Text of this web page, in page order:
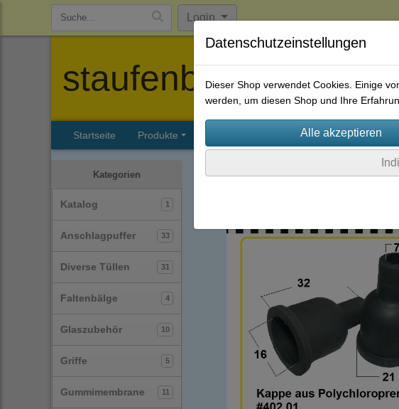
Login
staufenbiel-berlin
Startseite Produkte Firmenhistorie AGB
Kategorien
Katalog 1
Anschlagpuffer 33
Diverse Tüllen 31
Faltenbälge 4
Glaszubehör 10
Griffe 5
Gummimembrane 11
Datenschutzeinstellungen
Dieser Shop verwendet Cookies. Einige
werden, um diesen Shop und Ihre